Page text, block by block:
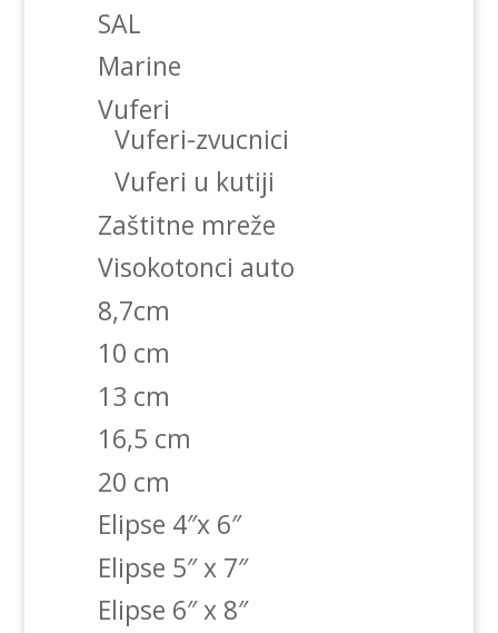
SAL
Marine
Vuferi
Vuferi-zvucnici
Vuferi u kutiji
Zaštitne mreže
Visokotonci auto
8,7cm
10 cm
13 cm
16,5 cm
20 cm
Elipse 4″x 6″
Elipse 5″ x 7″
Elipse 6″ x 8″